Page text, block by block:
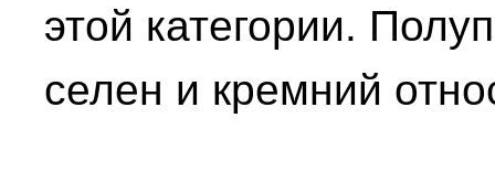
этой категории.
селен и кремний